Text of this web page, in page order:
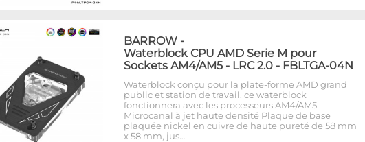
BARROW -
Waterblock CPU AMD Serie M pour
Sockets AM4/AM5 - LRC 2.0 - FBLTGA-04N
Waterblock conçu pour la plate-forme AMD grand
public et station de travail, ce waterblock
fonctionnera avec les processeurs AM4/AM5.
Microcanal à jet haute densité Plaque de base
plaquée nickel en cuivre de haute pureté de 58 mm
x 58 mm, jus…